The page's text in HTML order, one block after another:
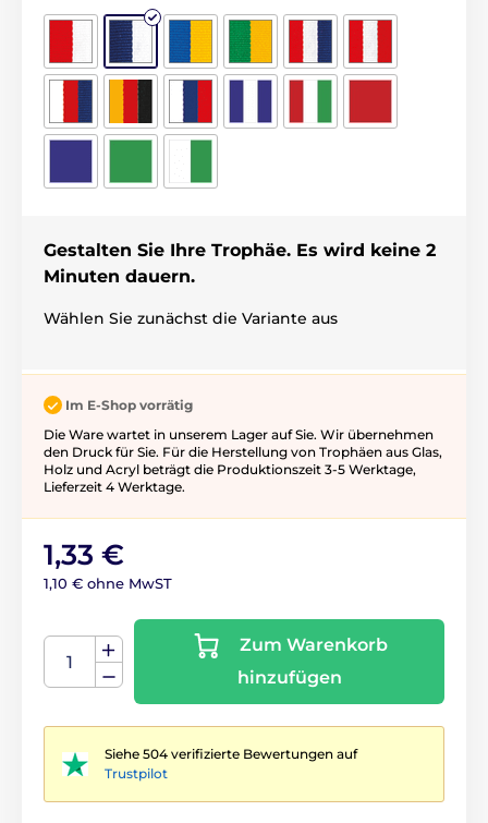
Gestalten Sie Ihre Trophäe. Es wird keine 2
Minuten dauern.
Wählen Sie zunächst die Variante aus
Im E-Shop vorrätig
Die Ware wartet in unserem Lager auf Sie. Wir übernehmen
den Druck für Sie. Für die Herstellung von Trophäen aus Glas,
Holz und Acryl beträgt die Produktionszeit 3-5 ​​Werktage,
Lieferzeit 4 Werktage.
1,33 €
1,10 € ohne MwST
Zum Warenkorb
hinzufügen
Siehe 504 verifizierte Bewertungen auf
Trustpilot